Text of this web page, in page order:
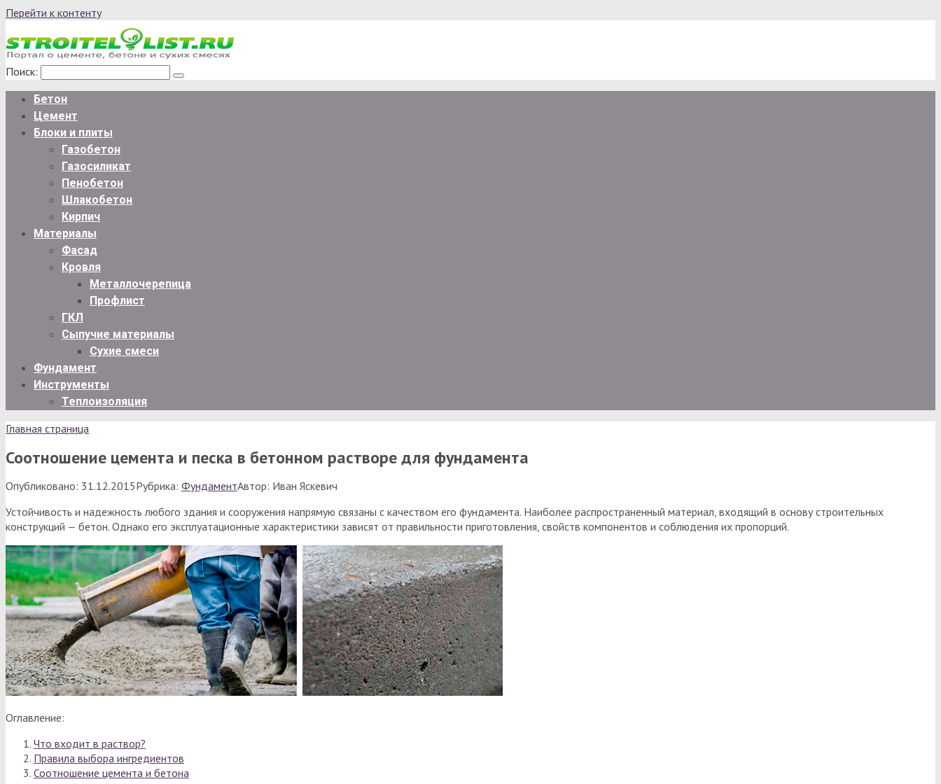
Перейти к контенту
Поиск:
Бетон
Цемент
Блоки и плиты
Газобетон
Газосиликат
Пенобетон
Шлакобетон
Кирпич
Материалы
Фасад
Кровля
Металлочерепица
Профлист
ГКЛ
Сыпучие материалы
Сухие смеси
Фундамент
Инструменты
Теплоизоляция
Главная страница
Соотношение цемента и песка в бетонном растворе для фундамента
Опубликовано: 31.12.2015Рубрика: ФундаментАвтор: Иван Яскевич
Устойчивость и надежность любого здания и сооружения напрямую связаны с качеством его фундамента. Наиболее распространенный материал, входящий в основу строительных
конструкций — бетон. Однако его эксплуатационные характеристики зависят от правильности приготовления, свойств компонентов и соблюдения их пропорций.
Оглавление:
Что входит в раствор?
Правила выбора ингредиентов
Соотношение цемента и бетона